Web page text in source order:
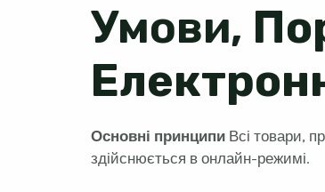
Умови,
Основні принципи Всі товари,
здійснюється в онлайн-режимі.